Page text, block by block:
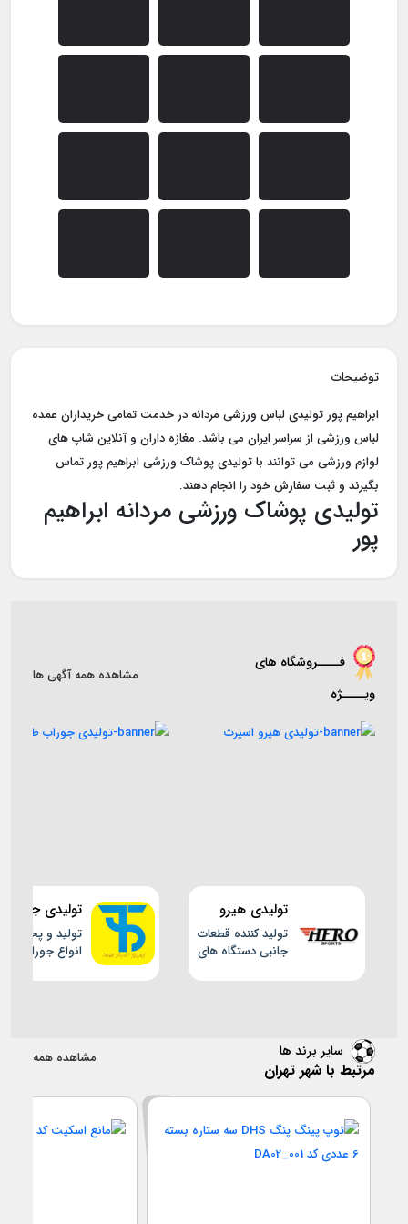
توضیحات
ابراهیم پور تولیدی لباس ورزشی مردانه در خدمت تمامی خریداران عمده
لباس ورزشی از سراسر ایران می باشد. مغازه داران و آنلاین شاپ های
لوازم ورزشی می توانند با تولیدی پوشاک ورزشی ابراهیم پور تماس
بگیرند و ثبت سفارش خود را انجام دهند.
تولیدی پوشاک ورزشی مردانه ابراهیم
پور
فــــروشگاه های
ویــــژه
مشاهده همه آگهی ها
تولیدی هیرو
اسپرت
تولید کننده قطعات
جانبی دستگاه های
ثابت
تولیدی جوراب
طاها
تولید و پخش
انواع جوراب
سایر برند ها
مرتبط با شهر تهران
مشاهده همه